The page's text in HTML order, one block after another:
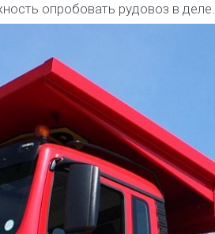
опробовать рудовоз в деле.